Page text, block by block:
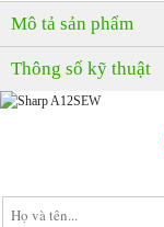
Mô tả sản phẩm
Thông số kỹ thuật